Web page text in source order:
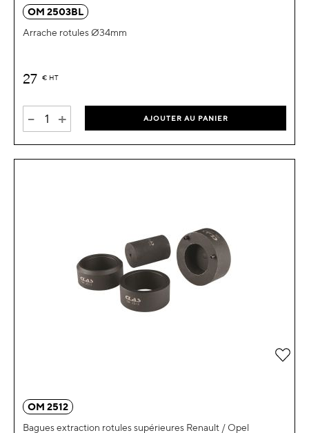
OM 2503BL
Arrache rotules Ø34mm
27 € HT
- + AJOUTER AU PANIER
OM 2512
Bagues extraction rotules supérieures Renault / Opel